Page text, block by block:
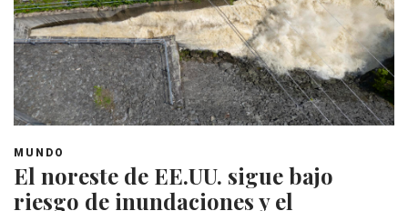
MUNDO
El noreste de EE.UU. sigue bajo
riesgo de inundaciones y el